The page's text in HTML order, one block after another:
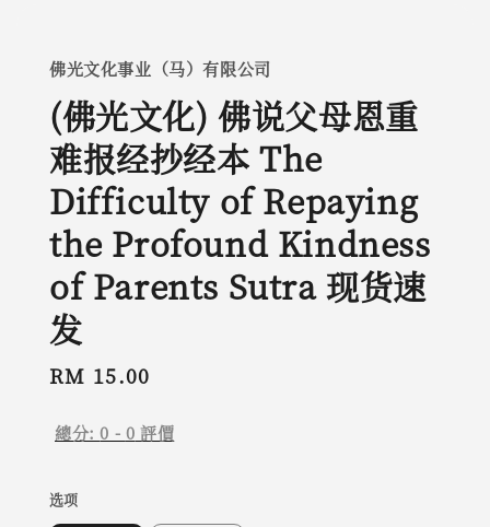
佛光文化事业（马）有限公司
(佛光文化) 佛说父母恩重
难报经抄经本 The
Difficulty of Repaying
the Profound Kindness
of Parents Sutra 现货速
发
Regular
RM 15.00
總分:0 - 0 評價
选项